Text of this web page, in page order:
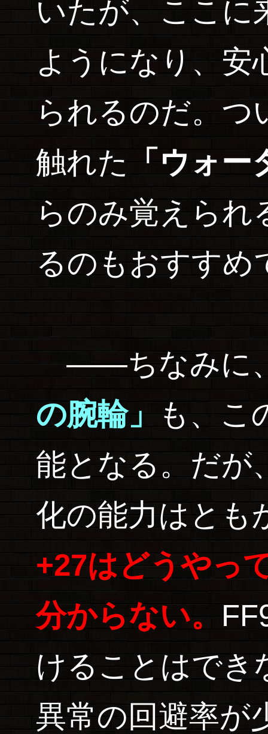
いたが、ここに
ようになり、安
られるのだ。つ
触れた
「ウォー
らのみ覚えられ
るのもおすすめ
――ちなみに
の腕輪」
も、こ
能となる。だが
化の能力はとも
+27はどうやっ
分からない。
けることはでき
異常の回避率が